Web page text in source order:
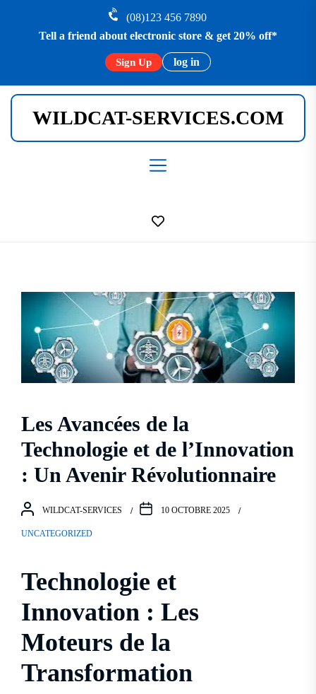
(08)123 456 7890
Tell a friend about electronic store & get 20% off*
Sign Up log in
WILDCAT-SERVICES.COM
Les Avancées de la
Technologie et de l’Innovation
: Un Avenir Révolutionnaire
WILDCAT-SERVICES 10 OCTOBRE 2025
UNCATEGORIZED
Technologie et
Innovation : Les
Moteurs de la
Transformation